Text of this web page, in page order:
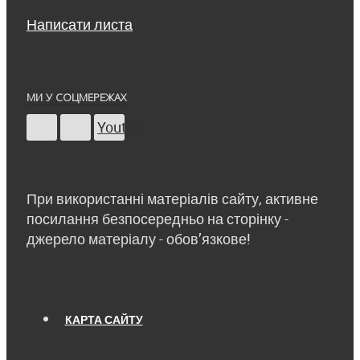
Написати листа
МИ У СОЦМЕРЕЖАХ
Youtube
При використанні матеріалів сайту, активне
посилання безпосередньо на сторінку -
джерело матеріалу - обов’язкове!
КАРТА САЙТУ